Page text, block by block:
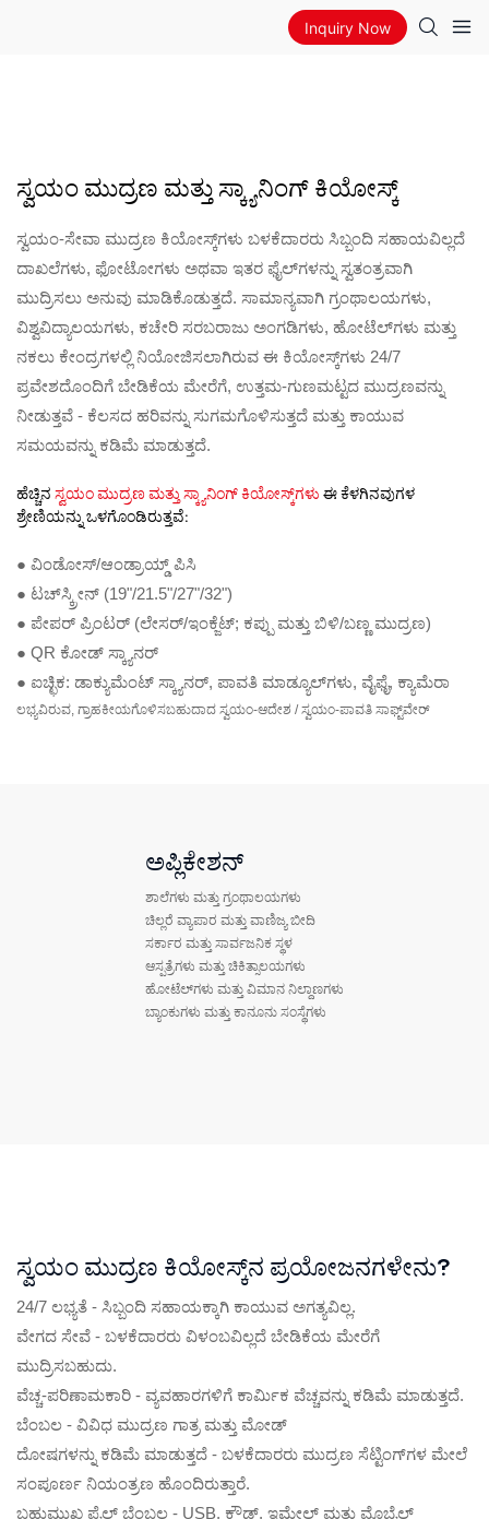
Inquiry Now
ಸ್ವಯಂ ಮುದ್ರಣ ಮತ್ತು ಸ್ಕ್ಯಾನಿಂಗ್ ಕಿಯೋಸ್ಕ್
ಸ್ವಯಂ-ಸೇವಾ ಮುದ್ರಣ ಕಿಯೋಸ್ಕ್‌ಗಳು ಬಳಕೆದಾರರು ಸಿಬ್ಬಂದಿ ಸಹಾಯವಿಲ್ಲದೆ
ದಾಖಲೆಗಳು, ಫೋಟೋಗಳು ಅಥವಾ ಇತರ ಫೈಲ್‌ಗಳನ್ನು ಸ್ವತಂತ್ರವಾಗಿ
ಮುದ್ರಿಸಲು ಅನುವು ಮಾಡಿಕೊಡುತ್ತದೆ. ಸಾಮಾನ್ಯವಾಗಿ ಗ್ರಂಥಾಲಯಗಳು,
ವಿಶ್ವವಿದ್ಯಾಲಯಗಳು, ಕಚೇರಿ ಸರಬರಾಜು ಅಂಗಡಿಗಳು, ಹೋಟೆಲ್‌ಗಳು ಮತ್ತು
ನಕಲು ಕೇಂದ್ರಗಳಲ್ಲಿ ನಿಯೋಜಿಸಲಾಗಿರುವ ಈ ಕಿಯೋಸ್ಕ್‌ಗಳು 24/7
ಪ್ರವೇಶದೊಂದಿಗೆ ಬೇಡಿಕೆಯ ಮೇರೆಗೆ, ಉತ್ತಮ-ಗುಣಮಟ್ಟದ ಮುದ್ರಣವನ್ನು
ನೀಡುತ್ತವೆ - ಕೆಲಸದ ಹರಿವನ್ನು ಸುಗಮಗೊಳಿಸುತ್ತದೆ ಮತ್ತು ಕಾಯುವ
ಸಮಯವನ್ನು ಕಡಿಮೆ ಮಾಡುತ್ತದೆ.
ಹೆಚ್ಚಿನ ಸ್ವಯಂ ಮುದ್ರಣ ಮತ್ತು ಸ್ಕ್ಯಾನಿಂಗ್ ಕಿಯೋಸ್ಕ್‌ಗಳು ಈ ಕೆಳಗಿನವುಗಳ
ಶ್ರೇಣಿಯನ್ನು ಒಳಗೊಂಡಿರುತ್ತವೆ:
● ವಿಂಡೋಸ್/ಆಂಡ್ರಾಯ್ಡ್ ಪಿಸಿ
● ಟಚ್‌ಸ್ಕ್ರೀನ್ (19"/21.5"/27"/32")
● ಪೇಪರ್ ಪ್ರಿಂಟರ್ (ಲೇಸರ್/ಇಂಕ್ಜೆಟ್; ಕಪ್ಪು ಮತ್ತು ಬಿಳಿ/ಬಣ್ಣ ಮುದ್ರಣ)
● QR ಕೋಡ್ ಸ್ಕ್ಯಾನರ್
● ಐಚ್ಛಿಕ: ಡಾಕ್ಯುಮೆಂಟ್ ಸ್ಕ್ಯಾನರ್, ಪಾವತಿ ಮಾಡ್ಯೂಲ್‌ಗಳು, ವೈಫೈ, ಕ್ಯಾಮೆರಾ
ಲಭ್ಯವಿರುವ, ಗ್ರಾಹಕೀಯಗೊಳಿಸಬಹುದಾದ ಸ್ವಯಂ-ಆದೇಶ / ಸ್ವಯಂ-ಪಾವತಿ ಸಾಫ್ಟ್‌ವೇರ್
ಅಪ್ಲಿಕೇಶನ್
ಶಾಲೆಗಳು ಮತ್ತು ಗ್ರಂಥಾಲಯಗಳು
ಚಿಲ್ಲರೆ ವ್ಯಾಪಾರ ಮತ್ತು ವಾಣಿಜ್ಯ ಬೀದಿ
ಸರ್ಕಾರ ಮತ್ತು ಸಾರ್ವಜನಿಕ ಸ್ಥಳ
ಆಸ್ಪತ್ರೆಗಳು ಮತ್ತು ಚಿಕಿತ್ಸಾಲಯಗಳು
ಹೋಟೆಲ್‌ಗಳು ಮತ್ತು ವಿಮಾನ ನಿಲ್ದಾಣಗಳು
ಬ್ಯಾಂಕುಗಳು ಮತ್ತು ಕಾನೂನು ಸಂಸ್ಥೆಗಳು
ಸ್ವಯಂ ಮುದ್ರಣ ಕಿಯೋಸ್ಕ್‌ನ ಪ್ರಯೋಜನಗಳೇನು?
24/7 ಲಭ್ಯತೆ - ಸಿಬ್ಬಂದಿ ಸಹಾಯಕ್ಕಾಗಿ ಕಾಯುವ ಅಗತ್ಯವಿಲ್ಲ.
ವೇಗದ ಸೇವೆ - ಬಳಕೆದಾರರು ವಿಳಂಬವಿಲ್ಲದೆ ಬೇಡಿಕೆಯ ಮೇರೆಗೆ
ಮುದ್ರಿಸಬಹುದು.
ವೆಚ್ಚ-ಪರಿಣಾಮಕಾರಿ - ವ್ಯವಹಾರಗಳಿಗೆ ಕಾರ್ಮಿಕ ವೆಚ್ಚವನ್ನು ಕಡಿಮೆ ಮಾಡುತ್ತದೆ.
ಬೆಂಬಲ - ವಿವಿಧ ಮುದ್ರಣ ಗಾತ್ರ ಮತ್ತು ಮೋಡ್
ದೋಷಗಳನ್ನು ಕಡಿಮೆ ಮಾಡುತ್ತದೆ - ಬಳಕೆದಾರರು ಮುದ್ರಣ ಸೆಟ್ಟಿಂಗ್‌ಗಳ ಮೇಲೆ
ಸಂಪೂರ್ಣ ನಿಯಂತ್ರಣ ಹೊಂದಿರುತ್ತಾರೆ.
ಬಹುಮುಖ ಫೈಲ್ ಬೆಂಬಲ - USB, ಕ್ಲೌಡ್, ಇಮೇಲ್ ಮತ್ತು ಮೊಬೈಲ್